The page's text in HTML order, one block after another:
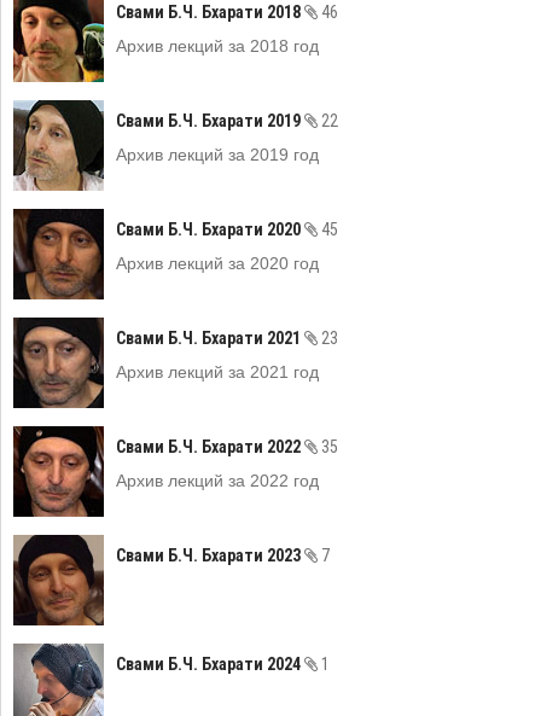
Свами Б.Ч. Бхарати 2018
46
Архив лекций за 2018 год
Свами Б.Ч. Бхарати 2019
22
Архив лекций за 2019 год
Свами Б.Ч. Бхарати 2020
45
Архив лекций за 2020 год
Свами Б.Ч. Бхарати 2021
23
Архив лекций за 2021 год
Свами Б.Ч. Бхарати 2022
35
Архив лекций за 2022 год
Свами Б.Ч. Бхарати 2023 7
Свами Б.Ч. Бхарати 2024 1